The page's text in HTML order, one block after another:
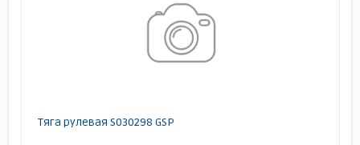
Тяга рулевая S030298 GSP